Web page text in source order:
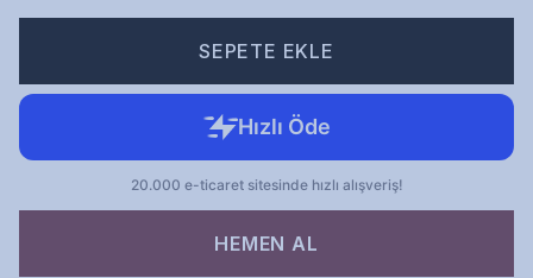
SEPETE EKLE
HEMEN AL